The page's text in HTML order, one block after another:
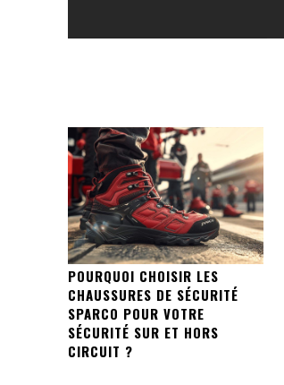
POURQUOI CHOISIR LES
CHAUSSURES DE SÉCURITÉ
SPARCO POUR VOTRE
SÉCURITÉ SUR ET HORS
CIRCUIT ?